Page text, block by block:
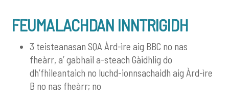
FEUMALACHDAN INNTRIGIDH
3 teisteanasan SQA Àrd-ìre aig BBC no nas
fheàrr, a’ gabhail a-steach Gàidhlig do
dh’fhileantaich no luchd-ionnsachaidh aig Àrd-ìre
B no nas fheàrr; no